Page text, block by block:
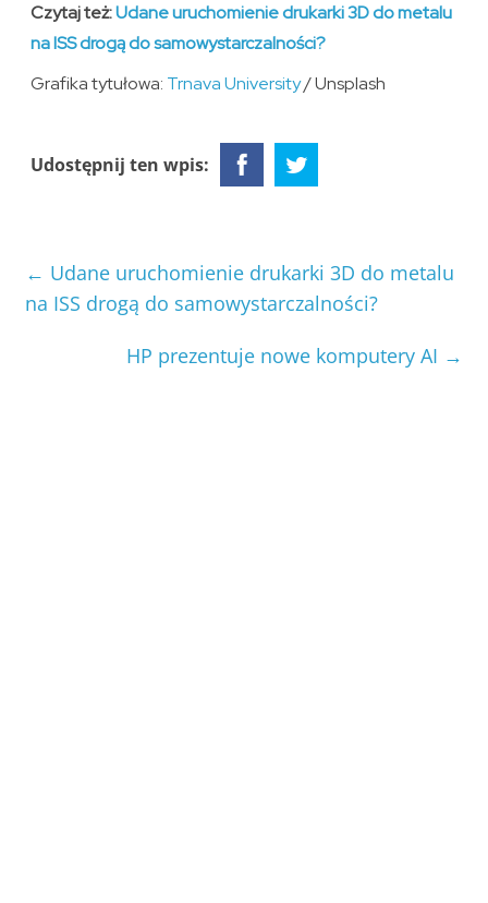
Czytaj też:Udane uruchomienie drukarki 3D do metalu
na ISS drogą do samowystarczalności?
Grafika tytułowa: Trnava University/ Unsplash
Udostępnij ten wpis:
← Udane uruchomienie drukarki 3D do metalu
na ISS drogą do samowystarczalności?
HP prezentuje nowe komputery AI →